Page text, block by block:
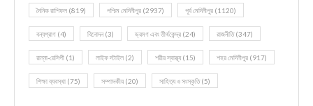
দৈনিক রাশিফল (819) পশ্চিম মেদিনীপুর (2937) পূর্ব মেদিনীপুর (1120)
বন্যপ্রাণ (4) বিনোদন(3) ভ্রমণ এবং তীর্থকেন্দ্র (24) রাজনীতি(347)
রান্না-রেসিপী (1) লাইফ স্টাইল (2) শরীর স্বাস্থ্য (15) শহর মেদিনীপুর (917)
শিক্ষা ব্যবস্থা (75) সম্পাদকীয় (20) সাহিত্য ও সংস্কৃতি(5)